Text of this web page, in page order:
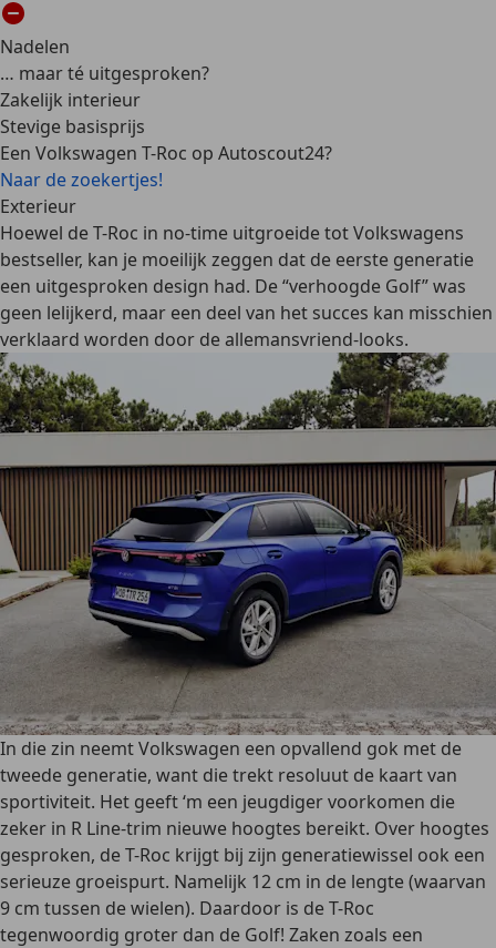
Nadelen
… maar té uitgesproken?
Zakelijk interieur
Stevige basisprijs
Een Volkswagen T-Roc op Autoscout24?
Naar de zoekertjes!
Exterieur
Hoewel de T-Roc in no-time uitgroeide tot Volkswagens
bestseller, kan je moeilijk zeggen dat de eerste generatie
een uitgesproken design had. De “verhoogde Golf” was
geen lelijkerd, maar een deel van het succes kan misschien
verklaard worden door de allemansvriend-looks.
In die zin neemt Volkswagen een opvallend gok met de
tweede generatie, want die trekt resoluut de kaart van
sportiviteit. Het geeft ‘m een jeugdiger voorkomen die
zeker in R Line-trim nieuwe hoogtes bereikt. Over hoogtes
gesproken, de T-Roc krijgt bij zijn generatiewissel ook een
serieuze groeispurt. Namelijk 12 cm in de lengte (waarvan
9 cm tussen de wielen). Daardoor is de T-Roc
tegenwoordig groter dan de Golf! Zaken zoals een